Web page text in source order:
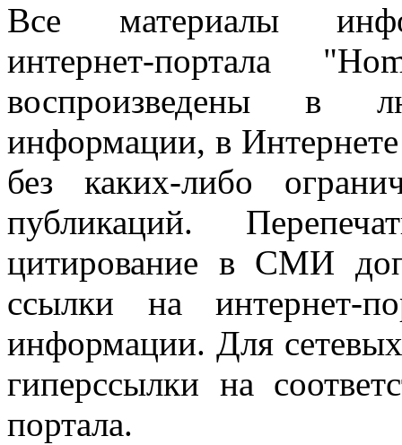
Все материалы
интернет-портала
воспроизведены в
информации, в
без каких-либо
публикаций.
цитирование в СМИ
ссылки на интернет-
информации. Для
гиперссылки на
портала.